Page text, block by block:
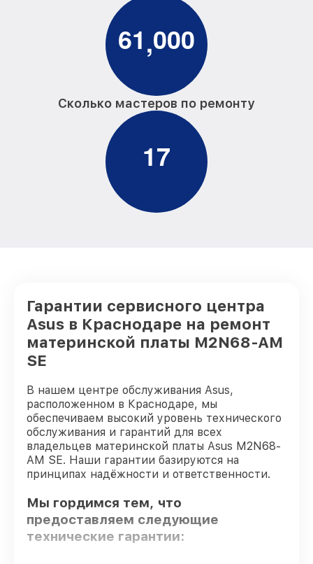
61,000
Сколько мастеров по ремонту
17
Гарантии сервисного центра
Asus в Краснодаре на ремонт
материнской платы M2N68-AM
SE
В нашем центре обслуживания Asus,
расположенном в Краснодаре, мы
обеспечиваем высокий уровень технического
обслуживания и гарантий для всех
владельцев материнской платы Asus M2N68-
AM SE. Наши гарантии базируются на
принципах надёжности и ответственности.
Мы гордимся тем, что
предоставляем следующие
технические гарантии: